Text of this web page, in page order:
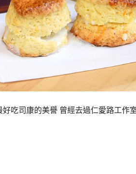
吃司康的美譽 曾經去過仁愛路工作